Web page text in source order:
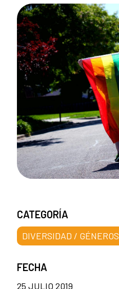
CATEGORÍA
DIVERSIDAD / GÉNEROS
FECHA
25 JULIO 2019